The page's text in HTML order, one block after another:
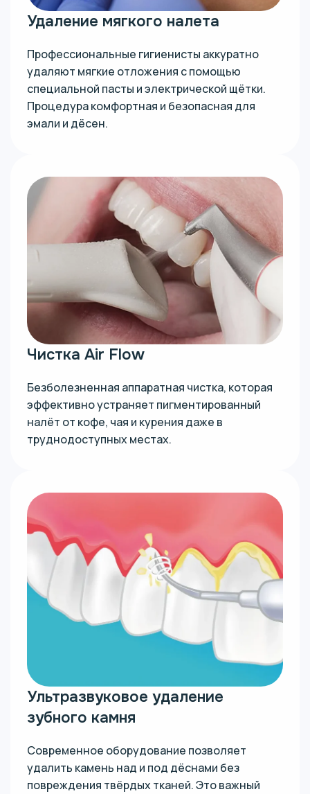
Удаление мягкого налета
Профессиональные гигиенисты аккуратно
удаляют мягкие отложения с помощью
специальной пасты и электрической щётки.
Процедура комфортная и безопасная для
эмали и дёсен.
Чистка Air Flow
Безболезненная аппаратная чистка, которая
эффективно устраняет пигментированный
налёт от кофе, чая и курения даже в
труднодоступных местах.
Ультразвуковое удаление
зубного камня
Современное оборудование позволяет
удалить камень над и под дёснами без
повреждения твёрдых тканей. Это важный